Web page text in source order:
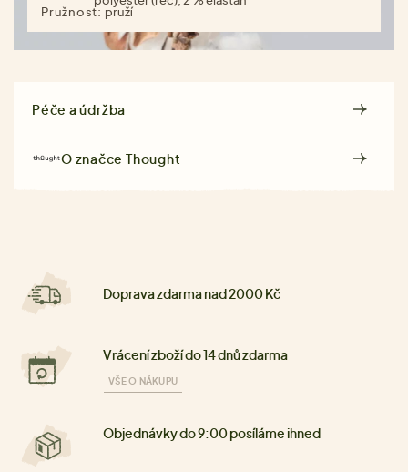
Pružnost: pruží
Péče a údržba
O značceThought
Doprava zdarma nad 2000 Kč
Vrácení zboží do 14 dnů zdarma
VŠE O NÁKUPU
Objednávky do 9:00 posíláme ihned